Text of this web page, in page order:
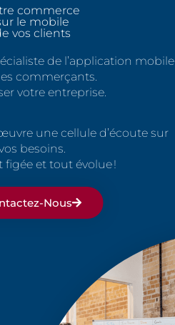
commerce
le mobile
vos clients
de l’application mobile
commerçants.
votre entreprise.
une cellule d’écoute sur
besoins.
figée et tout évolue !
Nous